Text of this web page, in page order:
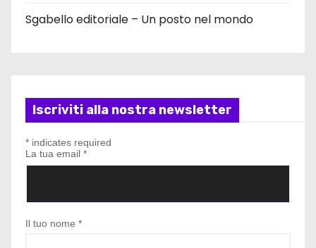
Sgabello editoriale – Un posto nel mondo
Iscriviti alla nostra newsletter
* indicates required
La tua email *
Il tuo nome *